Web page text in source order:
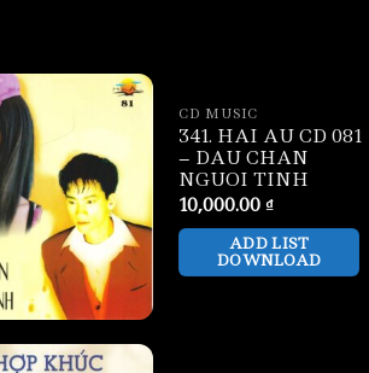
CD MUSIC
341. HAI AU CD 081
– DAU CHAN
NGUOI TINH
10,000.00₫
ADD LIST
DOWNLOAD